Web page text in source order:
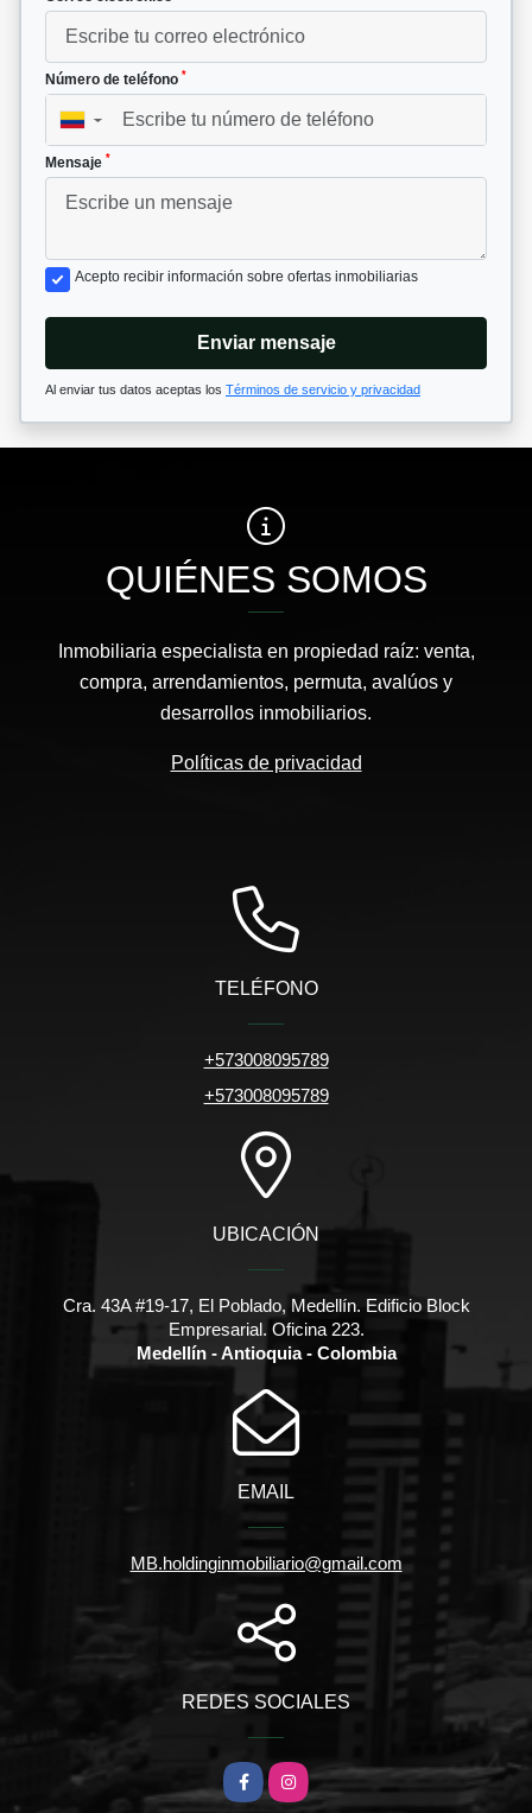
Número de teléfono *
▼
Mensaje *
Acepto recibir información sobre ofertas inmobiliarias
Enviar mensaje
Al enviar tus datos aceptas los Términos de servicio y privacidad
QUIÉNES SOMOS
Inmobiliaria especialista en propiedad raíz: venta,
compra, arrendamientos, permuta, avalúos y
desarrollos inmobiliarios.
Políticas de privacidad
TELÉFONO
+573008095789
+573008095789
UBICACIÓN
Cra. 43A #19-17, El Poblado, Medellín. Edificio Block
Empresarial. Oficina 223.
Medellín - Antioquia - Colombia
EMAIL
MB.holdinginmobiliario@gmail.com
REDES SOCIALES
FacebookInstagram